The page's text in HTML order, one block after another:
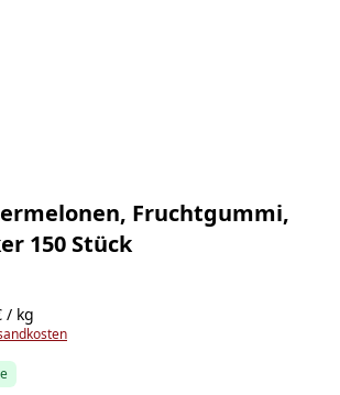
Fruchtgummi,
150 Stück
/ kg